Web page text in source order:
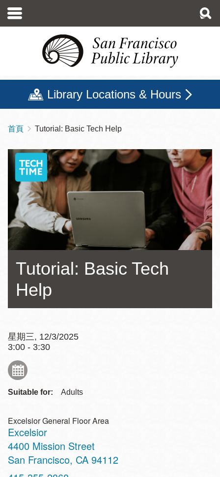
至
Library Locations & Hours
導
航
連
結
首頁 Tutorial: Basic Tech Help
Tutorial: Basic Tech
Help
星期三, 12/3/2025
3:00 - 3:30
Suitable for: Adults
Excelsior General Floor Area
Excelsior
Address
4400 Mission Street
San Francisco, CA 94112